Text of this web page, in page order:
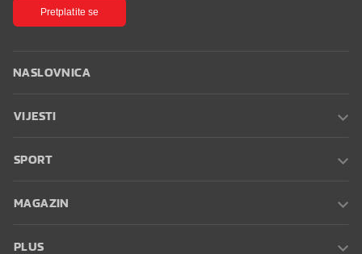
Pretplatite se
NASLOVNICA
VIJESTI
SPORT
MAGAZIN
PLUS